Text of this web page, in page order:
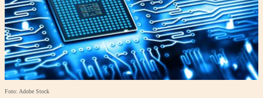
Foto: Adobe Stock